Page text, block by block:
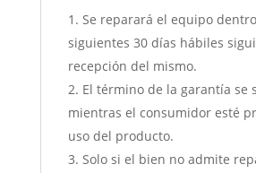
Se reparará el equipo
siguientes 30 días hábiles
recepción del mismo.
El término de la garantía se
mientras el consumidor esté
uso del producto.
Solo si el bien no admite